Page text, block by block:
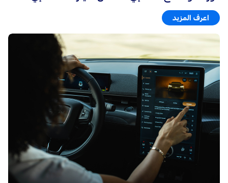
اعرف المزيد